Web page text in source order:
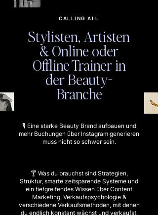
CALLING ALL
Stylisten, Artisten
& Online oder
Offline Trainer in
der Beauty-
Branche
🎙️ Eine starke Beauty Brand aufbauen und
mehr Buchungen über Instagram generieren
muss nicht so schwer sein.
🍸 Was du brauchst sind Strategien,
Struktur, smarte zeitsparende Systeme und
ein tiefgreifendes Wissen über Content
Marketing, Verkaufspsychologie &
verschiedene Verkaufsmethoden, mit denen
du endlich konstant wächst und verkaufst.